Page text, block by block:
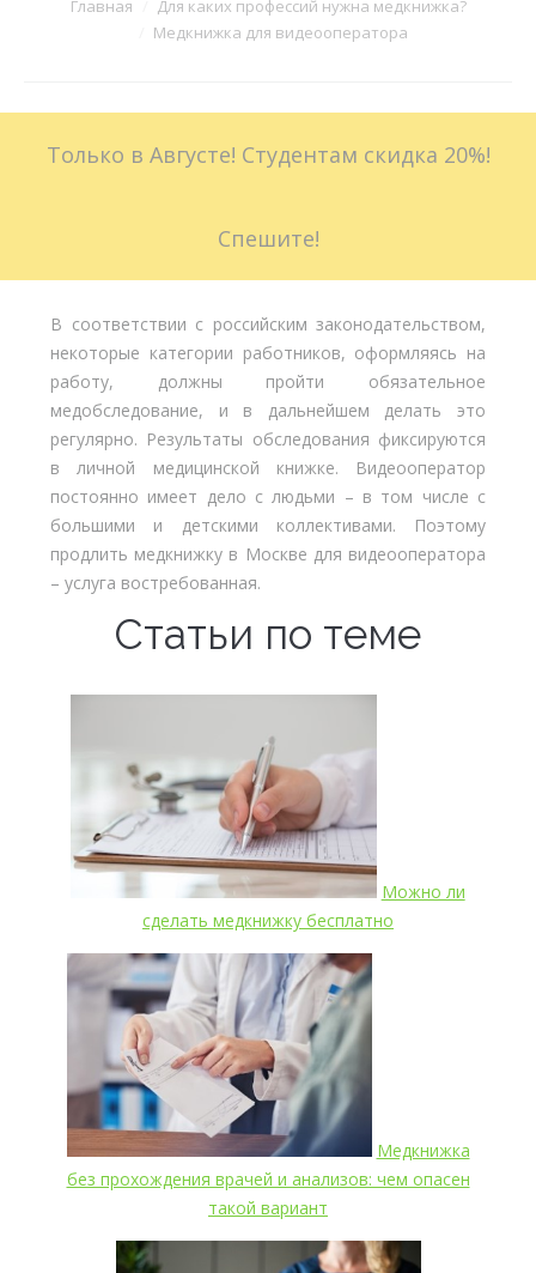
Больничные листы
Доставка
Вы здесь:Главная
Для каких профессий нужна медкнижка?
Медкнижка для видеооператора
Только в Августе! Студентам скидка 20%!
Спешите!
В соответствии с российским законодательством,
некоторые категории работников, оформляясь на
работу, должны пройти обязательное
медобследование, и в дальнейшем делать это
регулярно. Результаты обследования фиксируются
в личной медицинской книжке. Видеооператор
постоянно имеет дело с людьми – в том числе с
большими и детскими коллективами. Поэтому
продлить медкнижку в Москве для видеооператора
– услуга востребованная.
Статьи по теме
Можно ли
сделать медкнижку бесплатно
Медкнижка
без прохождения врачей и анализов: чем опасен
такой вариант